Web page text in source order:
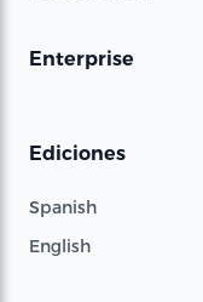
Enterprise
Ediciones
Spanish
English